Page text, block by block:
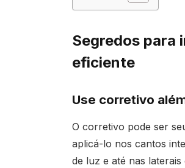
Segredos para
eficiente
Use corretivo
O corretivo pode ser
aplicá-lo nos cantos
de luz e até nas